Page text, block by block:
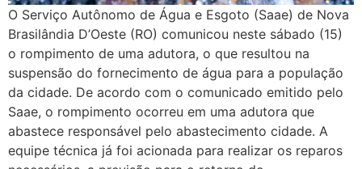
O Serviço Autônomo de Água e Esgoto (Saae) de Nova
Brasilândia D’Oeste (RO) comunicou neste sábado (15)
o rompimento de uma adutora, o que resultou na
suspensão do fornecimento de água para a população
da cidade. De acordo com o comunicado emitido pelo
Saae, o rompimento ocorreu em uma adutora que
abastece responsável pelo abastecimento cidade. A
equipe técnica já foi acionada para realizar os reparos